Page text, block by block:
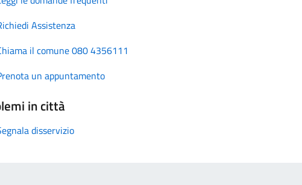
Assistenza
il comune 080 4356111
un appuntamento
in città
disservizio